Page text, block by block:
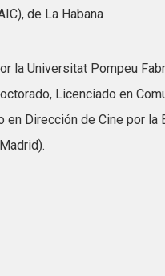
de La Habana
la Universitat Pompeu
Licenciado en
en Dirección de Cine por la